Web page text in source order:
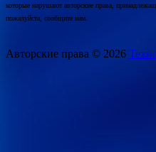
которые нарушают авторские права,
пожалуйста, сообщите нам.
Авторские права © 2026